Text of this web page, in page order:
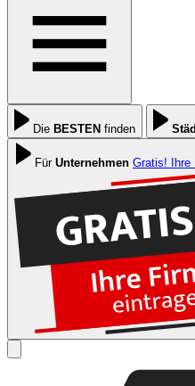
Die BESTEN finden
Für Unternehmen Gratis! Ihre